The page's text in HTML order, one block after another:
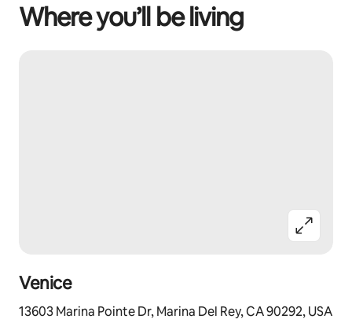
Where you’ll be living
Venice
13603 Marina Pointe Dr, Marina Del Rey, CA 90292, USA